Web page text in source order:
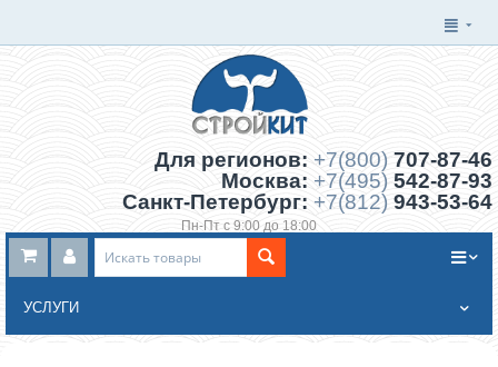
Для регионов: +7(800) 707-87-46
Москва: +7(495) 542-87-93
Санкт-Петербург: +7(812) 943-53-64
Пн-Пт с 9:00 до 18:00
Заказать обратный звонок
УСЛУГИ